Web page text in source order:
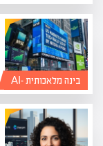
בינה מלאכותית -AI